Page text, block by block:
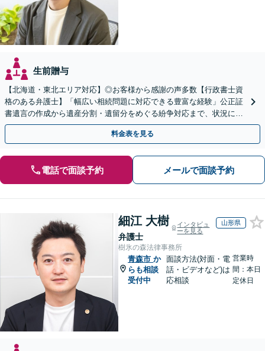
生前贈与
【北海道・東北エリア対応】◎お客様から感謝の声多数【行政書士資
格のある弁護士】「幅広い相続問題に対応できる豊富な経験」公正証
書遺言の作成から遺産分割・遺留分をめぐる紛争対応まで、状況に応
じた最適な方法をご提案します【夜間相談可】
料金表を見る
電話で面談予約 メールで面談予約
細江 大樹
弁護士
インタビュ
ーを見る
山形県
樹氷の森法律事務所
青森市 か
らも相談
受付中
面談方法(対面・電
話・ビデオなど)は
応相談
営業時
間：本日
定休日